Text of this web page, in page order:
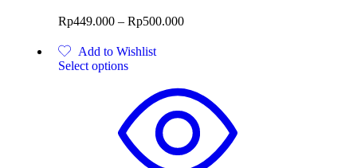
Rp449.000 – Rp500.000
Add to Wishlist
Select options